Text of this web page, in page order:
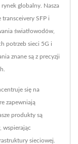
globalny. Nasza
SFP i
światłowodów,
potrzeb sieci 5G i
znane są z precyzji
się na
zapewniają
produkty są
wspierając
sieciowej.